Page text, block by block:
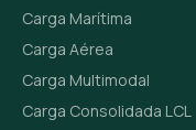
Carga Marítima
Carga Aérea
Carga Multimodal
Carga Consolidada LCL